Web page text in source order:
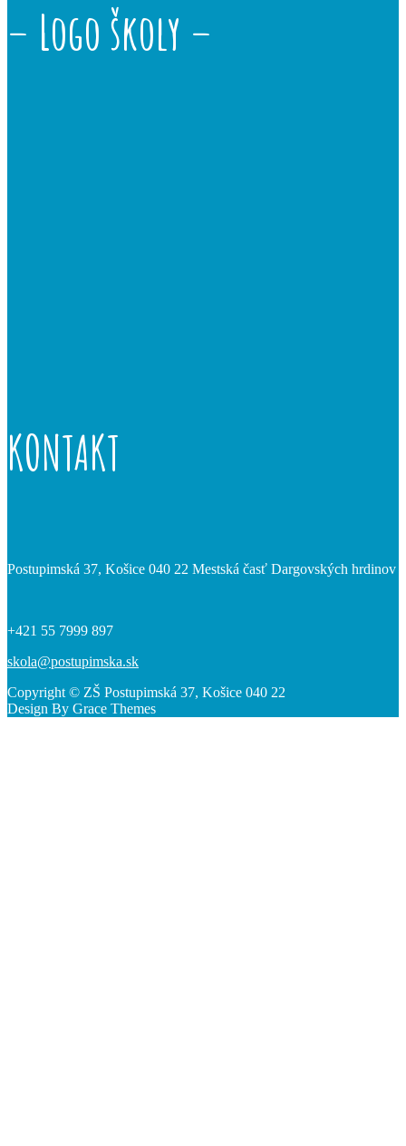
– Logo školy –
KONTAKT
Postupimská 37, Košice 040 22 Mestská časť Dargovských hrdinov
+421 55 7999 897
skola@postupimska.sk
Copyright © ZŠ Postupimská 37, Košice 040 22
Design By Grace Themes